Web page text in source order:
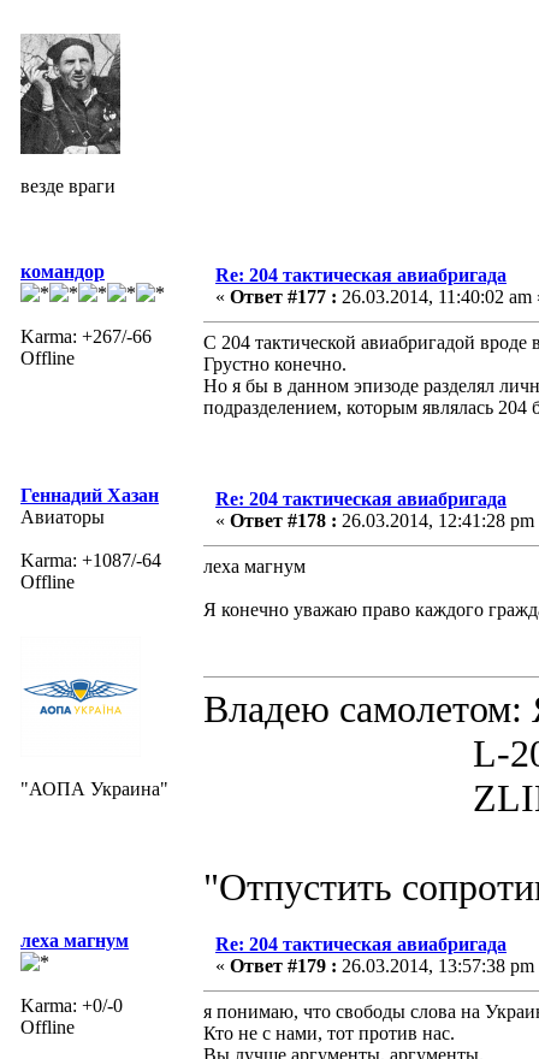
везде враги
командор
Karma: +267/-66
Offline
Re: 204 тактическая авиабригада
« Ответ #177 : 26.03.2014, 11:40:02 am
С 204 тактической авиабригадой вроде
Грустно конечно.
Но я бы в данном эпизоде разделял
подразделением, которым являлась 204
Геннадий Хазан
Авиаторы
Karma: +1087/-64
Offline
"АОПА Украина"
Re: 204 тактическая авиабригада
« Ответ #178 : 26.03.2014, 12:41:28 pm
леха магнум
Я конечно уважаю право каждого
Владею
L-200D
ZLIN 526
"Отпустить
леха магнум
Karma: +0/-0
Offline
Re: 204 тактическая авиабригада
« Ответ #179 : 26.03.2014, 13:57:38 pm
я понимаю, что свободы слова на
Кто не с нами, тот против нас.
Вы лучше аргументы, аргументы.